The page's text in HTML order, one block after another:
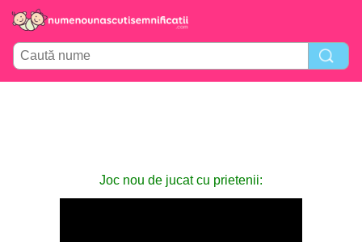
Joc nou de jucat cu prietenii: